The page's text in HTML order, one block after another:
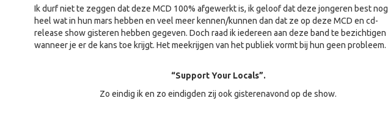
Ik durf niet te zeggen dat deze MCD 100% afgewerkt is, ik geloof dat deze jongeren best nog
heel wat in hun mars hebben en veel meer kennen/kunnen dan dat ze op deze MCD en cd-
release show gisteren hebben gegeven. Doch raad ik iedereen aan deze band te bezichtigen
wanneer je er de kans toe krijgt. Het meekrijgen van het publiek vormt bij hun geen probleem.
“Support Your Locals”.
Zo eindig ik en zo eindigden zij ook gisterenavond op de show.